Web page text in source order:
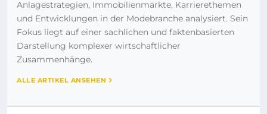
Anlagestrategien, Immobilienmärkte, Karrierethemen
und Entwicklungen in der Modebranche analysiert. Sein
Fokus liegt auf einer sachlichen und faktenbasierten
Darstellung komplexer wirtschaftlicher
Zusammenhänge.
ALLE ARTIKEL ANSEHEN